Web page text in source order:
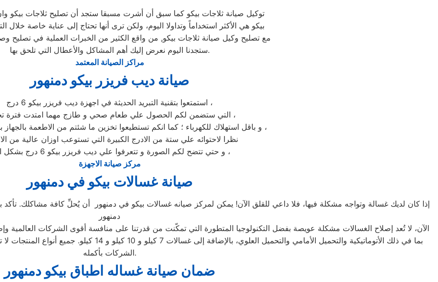
توكيل صيانة ثلاجات بيكو كما سبق أن أشرت مسبقا ستجد أن تصليح ثلاجات بيكو
بيكو هي الأكثر استخداماً وتداولا اليوم، ولكن ترى أنها تحتاج إلى عناية خاصة خلال
مع تصليح وكيل صيانة ثلاجات بيكو, من واقع الكثير من الخبرات العملية في تصليح
ستجدنا اليوم نعرض إليك أهم المشاكل والأعطال التي تلحق بها.
مراكز الصيانة المعتمد
صيانة ديب فريزر بيكو دمنهور
استمتعوا بتقنية التبريد الحديثة في اجهزة ديب فريزر بيكو 6 درج ،
التي ستضمن لكم الحصول علي طعام صحي و طازج مهما امتدت فترة تخزينه ،
و باقل استهلاك للكهرباء ؛ كما انكم تستطيعوا تخزين ما شئتم من الاطعمة بالجهاز بدون اي صعوبة ،
نظرا لاحتوائه علي ستة من الادرج الكبيرة التي تستوعب اوزان عالية من
و حتي تتضح لكم الصورة و تتعرفوا علي ديب فريزر بيكو 6 درج بشكل اكبر ،
مركز صيانة الاجهزة
صيانة غسالات بيكو في دمنهور
إذا كان لديك غسالة وتواجه مشكلة فيها، فلا داعي للقلق الآن! يمكن لمركز صيانه غسالات بيكو في دمنهور أن يُحلِّ كافة مشاكلك.
دمنهور
الآن، لا تُعد إصلاح الغسالات مشكلة عويصة بفضل التكنولوجيا المتطورة التي تمكّنت من قدرتنا على منافسة أقوى الشركات العالمية
بما في ذلك الأتوماتيكية والتحميل الأمامي والتحميل
الشركات بأكمله.
ضمان صيانة غساله اطباق بيكو دمنهور